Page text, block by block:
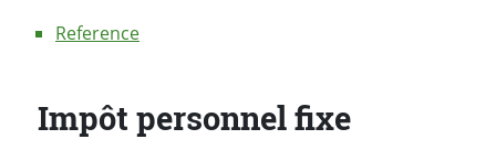
Reference
Impôt personnel fixe